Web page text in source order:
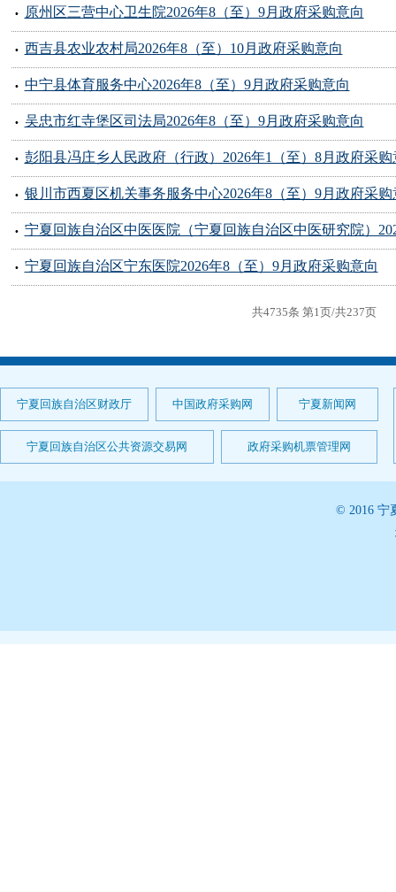
原州区三营中心卫生院2026年8（至）9月政府采购意向
西吉县农业农村局2026年8（至）10月政府采购意向
中宁县体育服务中心2026年8（至）9月政府采购意向
吴忠市红寺堡区司法局2026年8（至）9月政府采购意向
彭阳县冯庄乡人民政府（行政）2026年1（至）8月政府采购
银川市西夏区机关事务服务中心2026年8（至）9月政府采购
宁夏回族自治区宁东医院2026年8（至）9月政府采购意向
共4735条 第1页/共237页
宁夏回族自治区财政厅 中国政府采购网 宁夏新闻网
宁夏回族自治区公共资源交易网 政府采购机票管理网
© 2016 宁